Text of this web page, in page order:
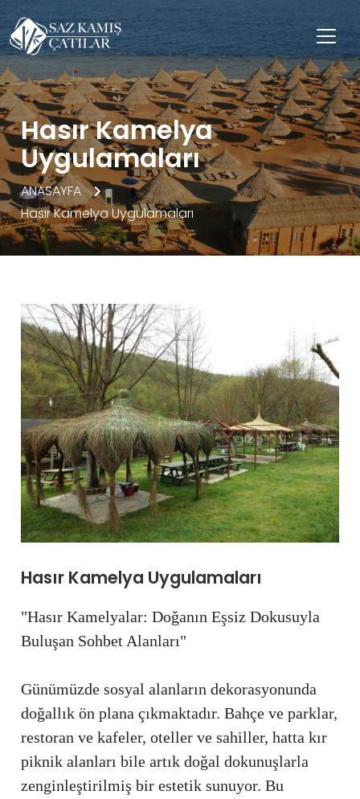
Hasır Kamelya
Uygulamaları
ANASAYFA
Hasır Kamelya Uygulamaları
Hasır Kamelya Uygulamaları
"Hasır Kamelyalar: Doğanın Eşsiz Dokusuyla
Buluşan Sohbet Alanları"
Günümüzde sosyal alanların dekorasyonunda
doğallık ön plana çıkmaktadır. Bahçe ve parklar,
restoran ve kafeler, oteller ve sahiller, hatta kır
piknik alanları bile artık doğal dokunuşlarla
zenginleştirilmiş bir estetik sunuyor. Bu